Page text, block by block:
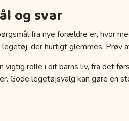
og svar
fra nye forældre er, hvor
der hurtigt glemmes. Prøv
vigtig rolle i dit barns liv, fra det
Gode legetøjsvalg kan gøre en